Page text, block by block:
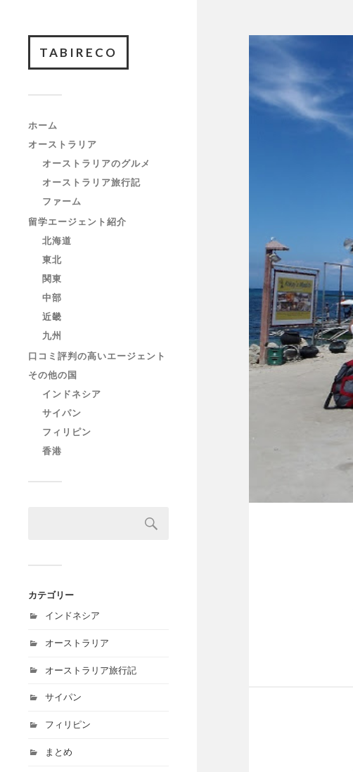
TABIRECO
ホーム
オーストラリア
オーストラリアのグルメ
オーストラリア旅行記
ファーム
留学エージェント紹介
北海道
東北
関東
中部
近畿
九州
口コミ評判の高いエージェント
その他の国
インドネシア
サイパン
フィリピン
香港
カテゴリー
インドネシア
オーストラリア
オーストラリア旅行記
サイパン
フィリピン
まとめ